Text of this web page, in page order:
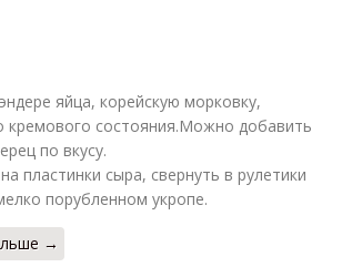
яйца, корейскую морковку,
кремового состояния.Можно добавить
по вкусу.
пластинки сыра, свернуть в рулетики
порубленном укропе.
→